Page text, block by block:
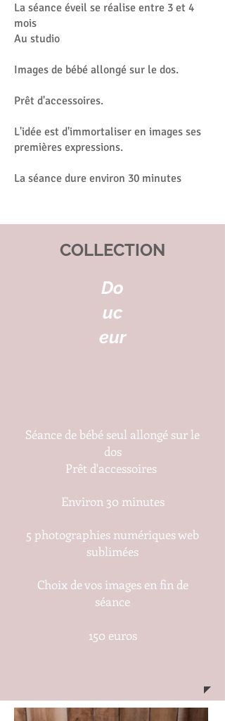
La séance éveil se réalise entre 3 et 4
mois
Au studio
Images de bébé allongé sur le dos.
Prêt d'accessoires.
L'idée est d'immortaliser en images ses
premières expressions.
La séance dure environ 30 minutes
COLLECTION
Do
uc
eur
Séance de bébé seul allongé sur le
dos
Prêt d'accessoires
Environ 30 minutes
5 photographies numériques web
sublimées
Choix de vos images en fin de
séance
150 euros